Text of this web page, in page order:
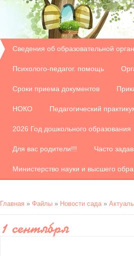
Сведения об образовательной
Психолого-педагог. помощь
Сроки приема документов
НОКО Педагогический
2026 Год дошкольного образования
Для вас родители!!! Часто
Министерство науки и высшего
Главная » Файлы » Новости сада»
1 сентября